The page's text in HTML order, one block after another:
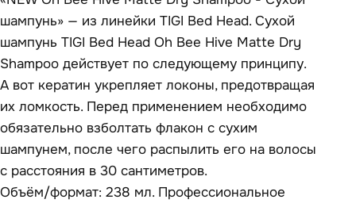
шампунь» — из линейки TIGI Bed Head. Сухой
шампунь TIGI Bed Head Oh Bee Hive Matte Dry
Shampoo действует по следующему принципу.
А вот кератин укрепляет локоны, предотвращая
их ломкость. Перед применением необходимо
обязательно взболтать флакон с сухим
шампунем, после чего распылить его на волосы
с расстояния в 30 сантиметров.
Объём/формат: 238 мл. Профессиональное